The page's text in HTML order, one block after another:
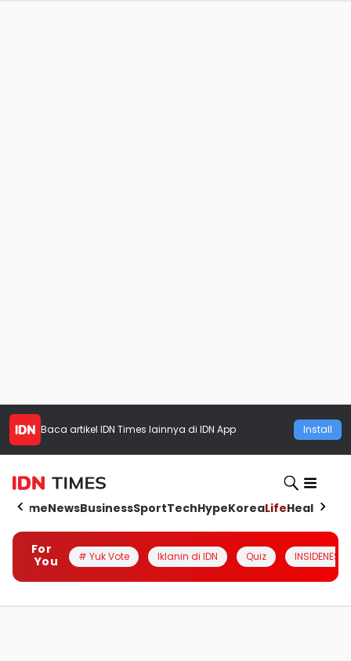
Baca artikel IDN Times lainnya di IDN App Install
HomeNewsBusinessSportTechHypeKoreaLifeHealth
For
You
# Yuk Vote Iklanin di IDN Quiz INSIDENESIA